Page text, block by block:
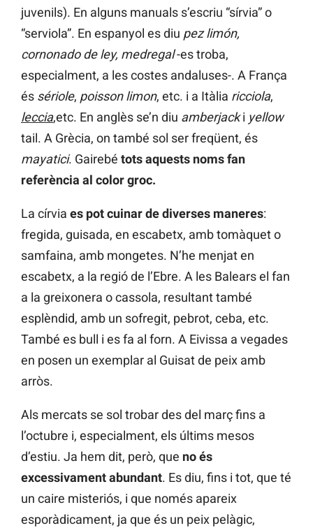
juvenils). En alguns manuals s’escriu “sírvia” o
“serviola”. En espanyol es diu pez limón,
cornonado de ley, medregal-es troba,
especialment, a les costes andaluses-. A França
és sériole, poisson limon, etc. i a Itàlia ricciola,
leccia,etc. En anglès se’n diu amberjacki yellow
tail. A Grècia, on també sol ser freqüent, és
mayatici. Gairebé tots aquests noms fan
referència al color groc.
La círvia es pot cuinar de diverses maneres:
fregida, guisada, en escabetx, amb tomàquet o
samfaina, amb mongetes. N’he menjat en
escabetx, a la regió de l’Ebre. A les Balears el fan
a la greixonera o cassola, resultant també
esplèndid, amb un sofregit, pebrot, ceba, etc.
També es bull i es fa al forn. A Eivissa a vegades
en posen un exemplar al Guisat de peix amb
arròs.
Als mercats se sol trobar des del març fins a
l’octubre i, especialment, els últims mesos
d’estiu. Ja hem dit, però, que no és
excessivament abundant. Es diu, fins i tot, que té
un caire misteriós, i que només apareix
esporàdicament, ja que és un peix pelàgic,